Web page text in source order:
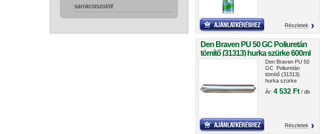
sarokcsiszolót!
Részletek
Den Braven PU 50 GC Poliuretán
tömítő (31313) hurka szürke 600ml
Den Braven PU 50
GC Poliuretán
tömítő (31313)
hurka szürke
Ár: 4 532 Ft/ db
Részletek